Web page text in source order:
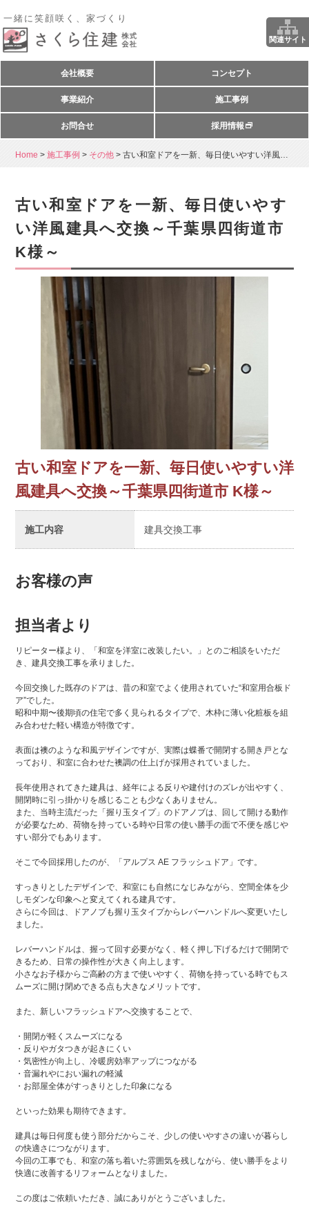
一緒に笑顔咲く、家づくり
関連サイト
会社概要 コンセプト
事業紹介 施工事例
お問合せ 採用情報
Home > 施工事例 > その他 > 古い和室ドアを一新、毎日使いやすい洋風建...
古い和室ドアを一新、毎日使いやす
い洋風建具へ交換～千葉県四街道市
K様～
古い和室ドアを一新、毎日使いやすい洋
風建具へ交換～千葉県四街道市 K様～
施工内容 建具交換工事
お客様の声
担当者より
リピーター様より、「和室を洋室に改装したい。」とのご相談をいただ
き、建具交換工事を承りました。
今回交換した既存のドアは、昔の和室でよく使用されていた“和室用合板ド
ア”でした。
昭和中期〜後期頃の住宅で多く見られるタイプで、木枠に薄い化粧板を組
み合わせた軽い構造が特徴です。
表面は襖のような和風デザインですが、実際は蝶番で開閉する開き戸とな
っており、和室に合わせた襖調の仕上げが採用されていました。
長年使用されてきた建具は、経年による反りや建付けのズレが出やすく、
開閉時に引っ掛かりを感じることも少なくありません。
また、当時主流だった「握り玉タイプ」のドアノブは、回して開ける動作
が必要なため、荷物を持っている時や日常の使い勝手の面で不便を感じや
すい部分でもあります。
そこで今回採用したのが、「アルプス AE フラッシュドア」です。
すっきりとしたデザインで、和室にも自然になじみながら、空間全体を少
しモダンな印象へと変えてくれる建具です。
さらに今回は、ドアノブも握り玉タイプからレバーハンドルへ変更いたし
ました。
レバーハンドルは、握って回す必要がなく、軽く押し下げるだけで開閉で
きるため、日常の操作性が大きく向上します。
小さなお子様からご高齢の方まで使いやすく、荷物を持っている時でもス
ムーズに開け閉めできる点も大きなメリットです。
また、新しいフラッシュドアへ交換することで、
・開閉が軽くスムーズになる
・反りやガタつきが起きにくい
・気密性が向上し、冷暖房効率アップにつながる
・音漏れやにおい漏れの軽減
・お部屋全体がすっきりとした印象になる
といった効果も期待できます。
建具は毎日何度も使う部分だからこそ、少しの使いやすさの違いが暮らし
の快適さにつながります。
今回の工事でも、和室の落ち着いた雰囲気を残しながら、使い勝手をより
快適に改善するリフォームとなりました。
この度はご依頼いただき、誠にありがとうございました。